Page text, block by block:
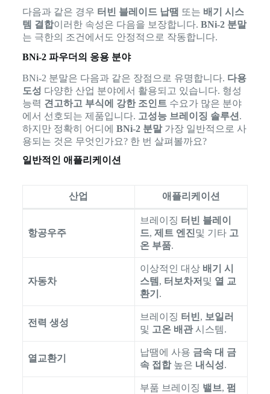
다음과 같은 경우 터빈 블레이드 납땜 또는 배기 시스
템 결합이러한 속성은 다음을 보장합니다. BNi-2 분말
는 극한의 조건에서도 안정적으로 작동합니다.
BNi-2 파우더의 응용 분야
BNi-2 분말은 다음과 같은 장점으로 유명합니다. 다용
도성 다양한 산업 분야에서 활용되고 있습니다. 형성
능력 견고하고 부식에 강한 조인트수요가 많은 분야
에서 선호되는 제품입니다. 고성능 브레이징 솔루션.
하지만 정확히 어디에 BNi-2 분말가장 일반적으로 사
용되는 것은 무엇인가요? 한 번 살펴볼까요?
일반적인 애플리케이션
산업 애플리케이션
항공우주
브레이징 터빈 블레이
드, 제트 엔진및 기타 고
온 부품.
자동차
이상적인 대상 배기 시
스템 , 터보차저 및 열 교
환기 .
전력 생성
브레이징 터빈, 보일러
및 고온 배관시스템.
열교환기
납땜에 사용 금속 대 금
속 접합높은 내식성.
부품 브레이징 밸브, 펌